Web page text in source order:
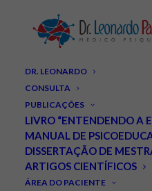
DR. LEONARDO
CONSULTA
PUBLICAÇÕES
LIVRO “ENTENDENDO A
MANUAL DE
DISSERTAÇÃO DE
ARTIGOS CIENTÍFICOS
ÁREA DO PACIENTE